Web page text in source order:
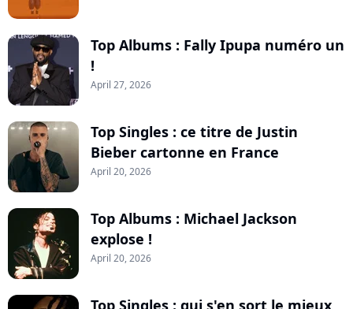
Top Albums : Fally Ipupa numéro un
!
April 27, 2026
Top Singles : ce titre de Justin
Bieber cartonne en France
April 20, 2026
Top Albums : Michael Jackson
explose !
April 20, 2026
Top Singles : qui s'en sort le mieux